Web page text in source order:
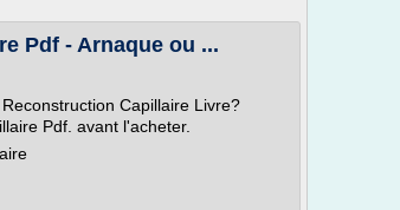
Pdf - Arnaque ou ...
Capillaire Livre?
Pdf. avant l'acheter.